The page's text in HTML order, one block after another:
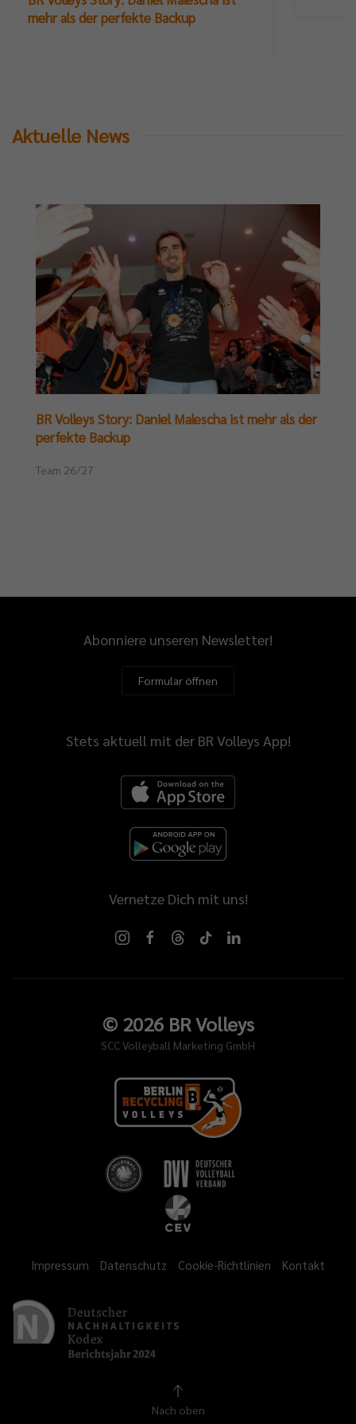
mehr als der perfekte Backup
Aktuelle News
BR Volleys Story: Daniel Malescha ist mehr als der
perfekte Backup
Team 26/27
Abonniere unseren Newsletter!
Formular öffnen
Stets aktuell mit der BR Volleys App!
Vernetze Dich mit uns!
© 2026BR Volleys
SCC Volleyball Marketing GmbH
Impressum Datenschutz Cookie-Richtlinien Kontakt
Nach oben